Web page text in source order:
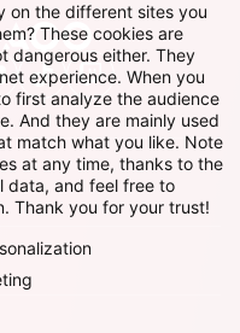
TikTokTwitch
on the different sites you
These cookies are
dangerous either. They
experience. When you
first analyze the audience
And they are mainly used
match what you like. Note
at any time, thanks to the
data, and feel free to
Thank you for your trust!